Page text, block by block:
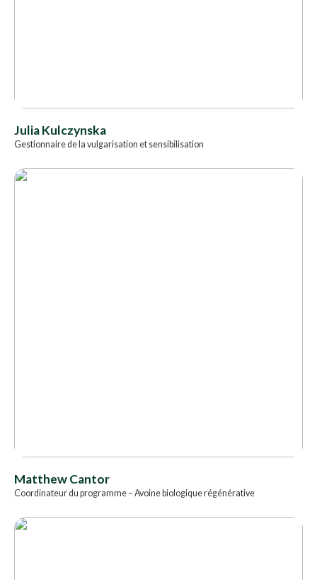
Julia Kulczynska
Gestionnaire de la vulgarisation et sensibilisation
Matthew Cantor
Coordinateur du programme – Avoine biologique régénérative